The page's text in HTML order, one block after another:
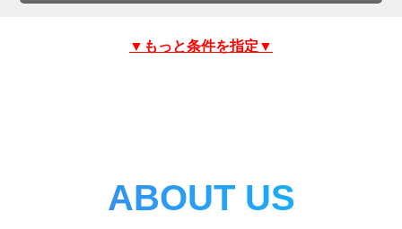
▼もっと条件を指定▼
ABOUT US